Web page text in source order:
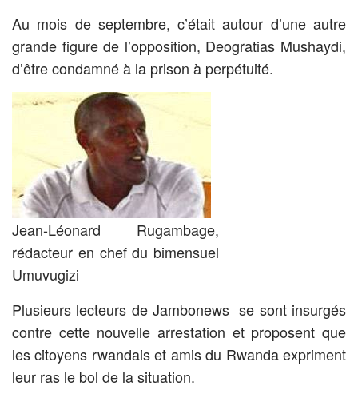
Au mois de septembre, c’était autour d’une autre
grande figure de l’opposition, Deogratias Mushaydi,
d’être condamné à la prison à perpétuité.
Jean-Léonard Rugambage,
rédacteur en chef du bimensuel
Umuvugizi
Plusieurs lecteurs de Jambonews se sont insurgés
contre cette nouvelle arrestation et proposent que
les citoyens rwandais et amis du Rwanda expriment
leur ras le bol de la situation.